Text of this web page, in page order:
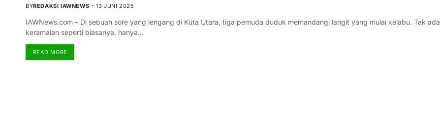
BYREDAKSI IAWNEWS 13 JUNI 2025
IAWNews.com – Di sebuah sore yang lengang di Kuta Utara, tiga pemuda duduk memandangi langit yang mulai kelabu. Tak ada
keramaian seperti biasanya, hanya…
READ MORE